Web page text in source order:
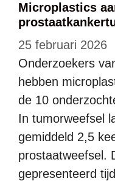
Microplastics
25 februari 2026
Onderzoekers
hebben
de 10
In tumorweefsel
gemiddeld 2,5
prostaatweefsel.
gepresenteerd